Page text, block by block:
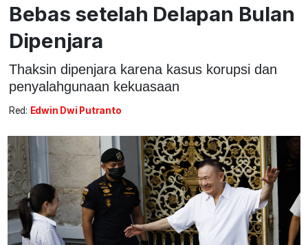
Bebas setelah Delapan Bulan
Dipenjara
Thaksin dipenjara karena kasus korupsi dan
penyalahgunaan kekuasaan
Red: Edwin Dwi Putranto